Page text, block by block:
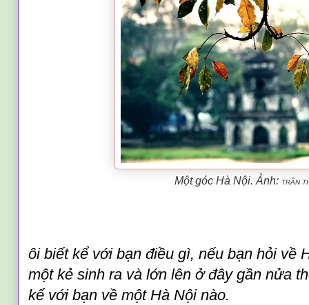
Một góc Hà Nội. Ảnh: TRẦN
ôi biết kể với bạn điều gì, nếu bạn hỏi về
một kẻ sinh ra và lớn lên ở đây gần nửa
kể với bạn về một Hà Nội nào.